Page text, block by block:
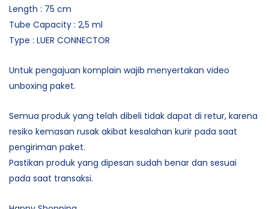
Length : 75 cm
Tube Capacity : 2,5 ml
Type : LUER CONNECTOR
Untuk pengajuan komplain wajib menyertakan video
unboxing paket.
Semua produk yang telah dibeli tidak dapat di retur, karena
resiko kemasan rusak akibat kesalahan kurir pada saat
pengiriman paket.
Pastikan produk yang dipesan sudah benar dan sesuai
pada saat transaksi.